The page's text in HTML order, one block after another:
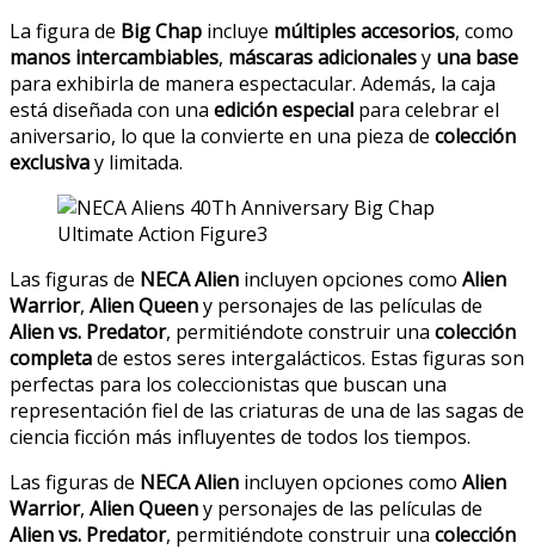
La figura de Big Chap incluye múltiples accesorios, como
manos intercambiables, máscaras adicionalesy una base
para exhibirla de manera espectacular. Además, la caja
está diseñada con una edición especial para celebrar el
aniversario, lo que la convierte en una pieza de colección
exclusivay limitada.
Las figuras de NECA Alien incluyen opciones como Alien
Warrior, Alien Queeny personajes de las películas de
Alien vs. Predator, permitiéndote construir una colección
completade estos seres intergalácticos. Estas figuras son
perfectas para los coleccionistas que buscan una
representación fiel de las criaturas de una de las sagas de
ciencia ficción más influyentes de todos los tiempos.
Las figuras de NECA Alien incluyen opciones como Alien
Warrior, Alien Queeny personajes de las películas de
Alien vs. Predator, permitiéndote construir una colección